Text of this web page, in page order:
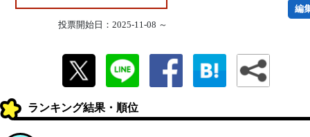
投票開始日：2025-11-08 ～
編
ランキング結果・順位